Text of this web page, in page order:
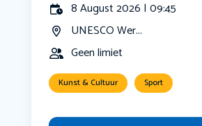
8 August 2026 | 09:45
UNESCO Wer...
Geen limiet
Kunst & Cultuur Sport